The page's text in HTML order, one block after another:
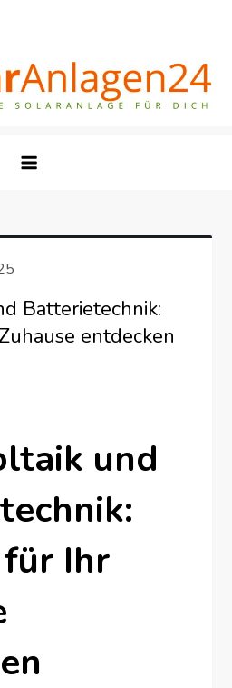
Batterietechnik:
entdecken
und
Ihr